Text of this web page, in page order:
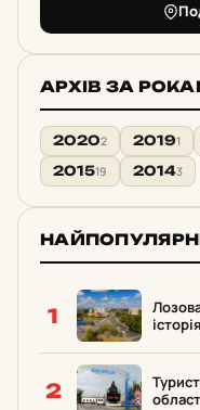
АРХІВ ЗА
20202 20191
201519 20143
1
2